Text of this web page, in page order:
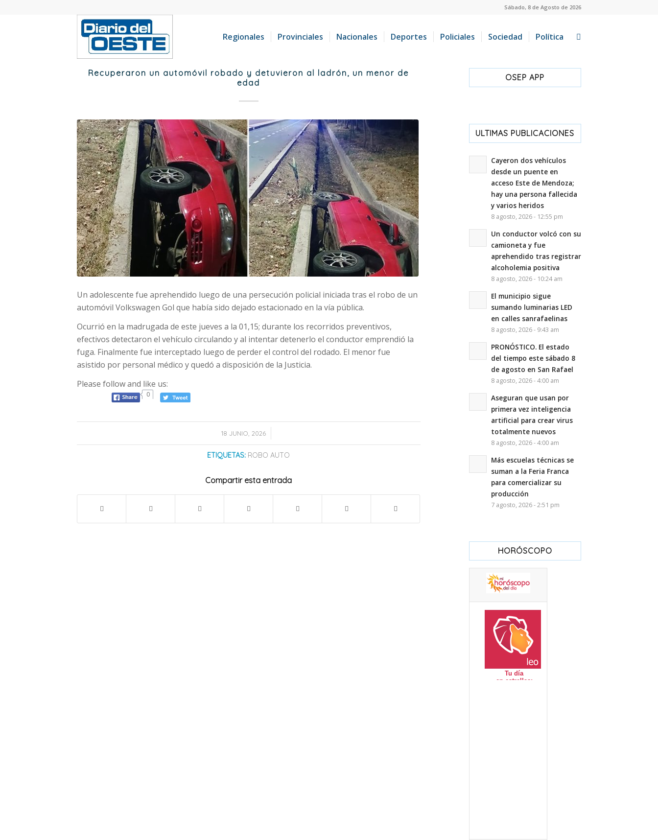
Sábado, 8 de Agosto de 2026
Regionales Provinciales Nacionales Deportes Policiales Sociedad Política
Recuperaron un automóvil robado y detuvieron al ladrón, un menor de
edad
Un adolescente fue aprehendido luego de una persecución policial iniciada tras el robo de un
automóvil Volkswagen Gol que había sido dejado estacionado en la vía pública.
Ocurrió en la madrugada de este jueves a la 01,15; durante los recorridos preventivos,
efectivos detectaron el vehículo circulando y al intentar detenerlo el conductor emprendió la
fuga. Finalmente fue interceptado luego de perder el control del rodado. El menor fue
asistido por personal médico y quedó a disposición de la Justicia.
Please follow and like us:
0
18 JUNIO, 2026
/
ETIQUETAS: ROBO AUTO
Compartir esta entrada
OSEP APP
ULTIMAS PUBLICACIONES
Cayeron dos vehículos
desde un puente en
acceso Este de Mendoza;
hay una persona fallecida
y varios heridos
8 agosto, 2026 - 12:55 pm
Un conductor volcó con su
camioneta y fue
aprehendido tras registrar
alcoholemia positiva
8 agosto, 2026 - 10:24 am
El municipio sigue
sumando luminarias LED
en calles sanrafaelinas
8 agosto, 2026 - 9:43 am
PRONÓSTICO. El estado
del tiempo este sábado 8
de agosto en San Rafael
8 agosto, 2026 - 4:00 am
Aseguran que usan por
primera vez inteligencia
artificial para crear virus
totalmente nuevos
8 agosto, 2026 - 4:00 am
Más escuelas técnicas se
suman a la Feria Franca
para comercializar su
producción
7 agosto, 2026 - 2:51 pm
HORÓSCOPO